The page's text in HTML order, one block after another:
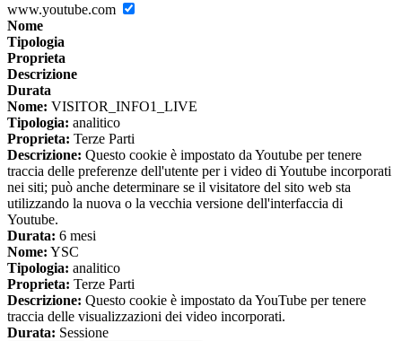
www.youtube.com
Nome
Tipologia
Proprieta
Descrizione
Durata
Nome: VISITOR_INFO1_LIVE
Tipologia: analitico
Proprieta: Terze Parti
Descrizione: Questo cookie è impostato da Youtube per tenere
traccia delle preferenze dell'utente per i video di Youtube incorporati
nei siti; può anche determinare se il visitatore del sito web sta
utilizzando la nuova o la vecchia versione dell'interfaccia di
Youtube.
Durata: 6 mesi
Nome: YSC
Tipologia: analitico
Proprieta: Terze Parti
Descrizione: Questo cookie è impostato da YouTube per tenere
traccia delle visualizzazioni dei video incorporati.
Durata: Sessione